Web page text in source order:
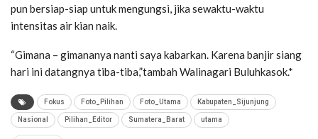
pun bersiap-siap untuk mengungsi, jika sewaktu-waktu
intensitas air kian naik.
“Gimana – gimananya nanti saya kabarkan. Karena banjir siang
hari ini datangnya tiba-tiba,”tambah Walinagari Buluhkasok.*
Fokus Foto_Pilihan Foto_Utama Kabupaten_Sijunjung
Nasional Pilihan_Editor Sumatera_Barat utama